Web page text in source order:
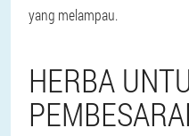
yang melampau.
HERBA